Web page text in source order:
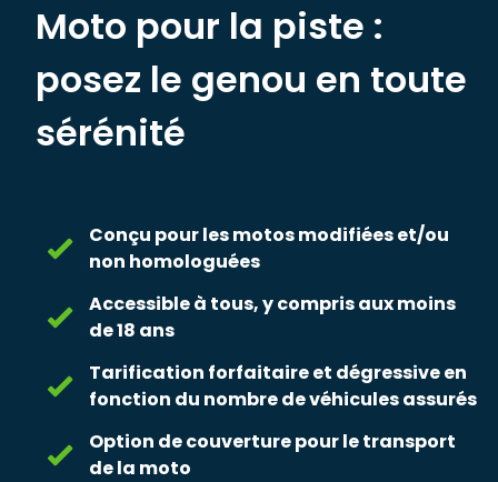
Moto pour la piste :
posez le genou en toute
sérénité
Conçu pour les motos modifiées et/ou
non homologuées
Accessible à tous, y compris aux moins
de 18 ans
Tarification forfaitaire et dégressive en
fonction du nombre de véhicules assurés
Option de couverture pour le transport
de la moto